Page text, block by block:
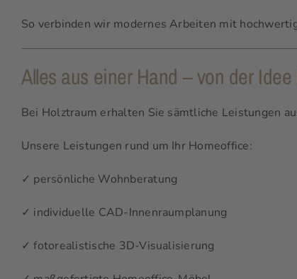
So verbinden wir modernes Arbeiten mit
Alles aus einer Hand – von der
Bei Holztraum erhalten Sie sämtliche Leistungen
Unsere Leistungen rund um Ihr Homeoffice:
✓ persönliche Wohnberatung
✓ individuelle CAD-Innenraumplanung
✓ fotorealistische 3D-Visualisierung